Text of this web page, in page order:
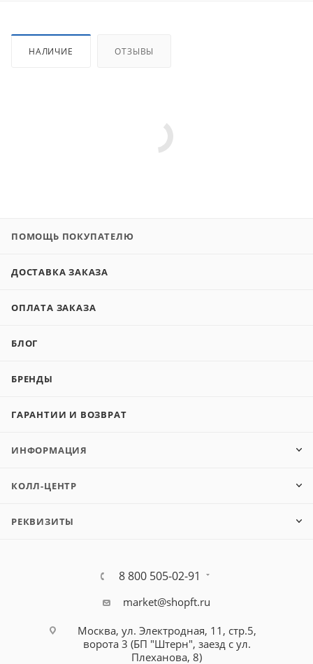
НАЛИЧИЕ ОТЗЫВЫ
ПОМОЩЬ ПОКУПАТЕЛЮ
ДОСТАВКА ЗАКАЗА
ОПЛАТА ЗАКАЗА
БЛОГ
БРЕНДЫ
ГАРАНТИИ И ВОЗВРАТ
ИНФОРМАЦИЯ
КОЛЛ-ЦЕНТР
РЕКВИЗИТЫ
8 800 505-02-91
market@shopft.ru
Москва, ул. Электродная, 11, стр.5,
ворота 3 (БП "Штерн", заезд с ул.
Плеханова, 8)